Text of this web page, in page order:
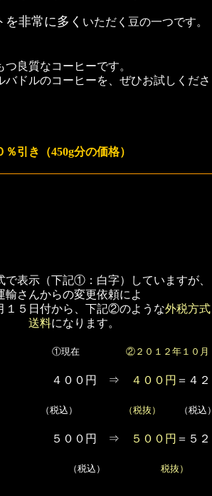
非常に多く いただく豆の一つです。
良質なコーヒーです。
ドルのコーヒーを、 ぜひお試しくださ
き（450g分の価格）
表示（下記①：白字）していますが、
さんからの変更依頼によ
１５日付から、下記②のような外税方式
た 送料になります。
現在 ②２０１２年１０月
００円 ⇒ ４００円 ＝４２
岡） （税込） （税抜） （税込）
５００円 ⇒ ５００円 ＝５２
）
税抜）